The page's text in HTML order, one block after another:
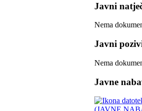
Javni
Nema
Javni
Nema
Javne